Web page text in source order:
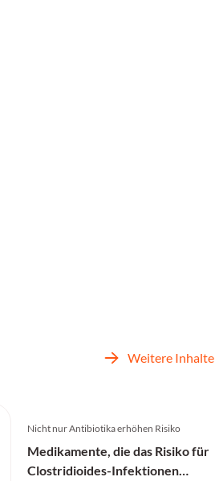
Weitere Inhalte
Nicht nur Antibiotika erhöhen Risiko
Medikamente, die das Risiko für
Clostridioides-Infektionen